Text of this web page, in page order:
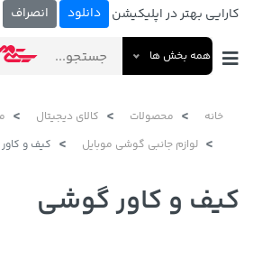
کارایی بهتر در اپلیکیشن دانلود انصراف
همه بخش ها
خانه محصولات کالای دیجیتال
لوازم جانبی گوشی موبایل
کیف و
کیف و کاور گوشی